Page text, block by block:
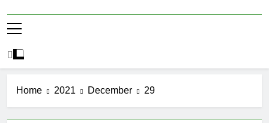
Home 2021 December 29